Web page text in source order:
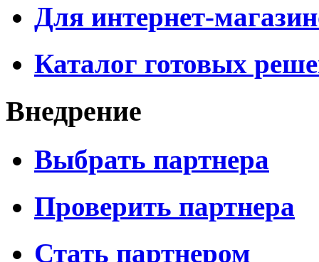
Для интернет-
Каталог готовых
Внедрение
Выбрать партнера
Проверить партнера
Стать партнером